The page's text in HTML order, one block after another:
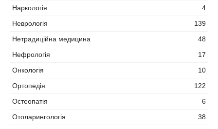
Наркологія
4
Неврологія
139
Нетрадиційна медицина
48
Нефрологія
17
Онкологія
10
Ортопедія
122
Остеопатія
6
Отоларингологія
38